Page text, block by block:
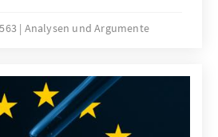
data and misinformation
gives examples of how
can act accordingly to the
guidance of general data
Analysen und Argumente